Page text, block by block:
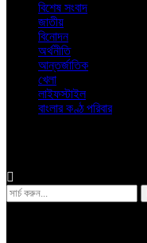
বিশেষ সংবাদ
জাতীয়
বিনোদন
অর্থনীতি
আন্তর্জাতিক
খেলা
লাইফস্টাইল
বাংলার কণ্ঠ পরিবার